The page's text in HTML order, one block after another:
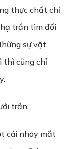
thực chất chỉ
trần tìm đối
sự vặt
thì cũng chỉ
trần.
cái nháy mắt